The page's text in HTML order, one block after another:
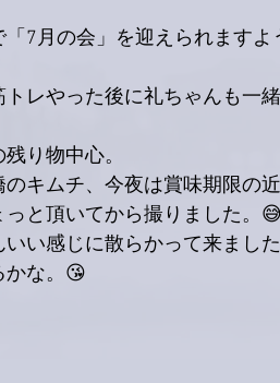
「7月の会」を迎えられます
レやった後に礼ちゃんも一
り物中心。
キムチ、今夜は賞味期限の近
と頂いてから撮りました。😅
い感じに散らかって来まし
かな。😘